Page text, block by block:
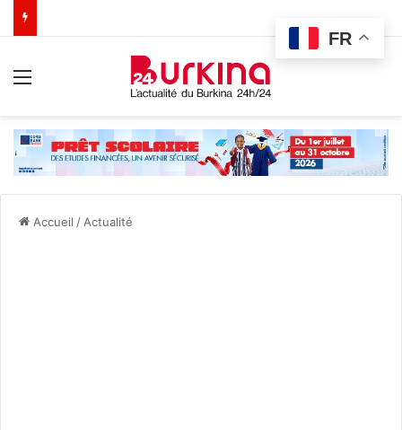
Accueil / Actualité
FR